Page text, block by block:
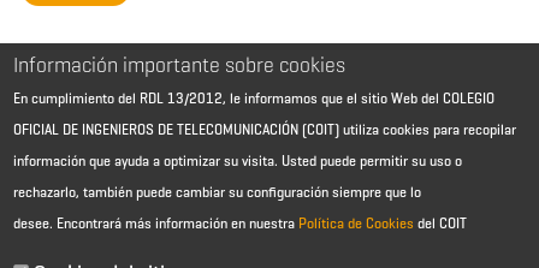
Aviso Legal - Información general
Información importante sobre cookies
En cumplimiento del RDL 13/2012, le informamos que el sitio Web del COLEGIO
OFICIAL DE INGENIEROS DE TELECOMUNICACIÓN (COIT) utiliza cookies para recopilar
información que ayuda a optimizar su visita. Usted puede permitir su uso o
rechazarlo, también puede cambiar su configuración siempre que lo
desee. Encontrará más información en nuestra Política de Cookies del COIT